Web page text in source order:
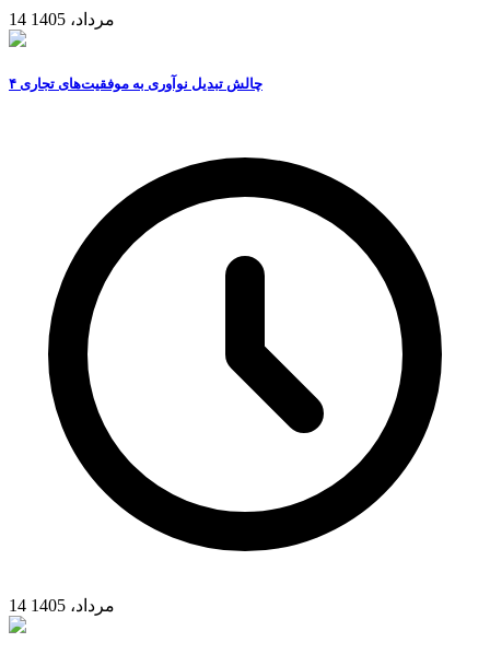
14 مرداد، 1405
۴ چالش تبدیل نوآوری به موفقیت‌های تجاری
14 مرداد، 1405